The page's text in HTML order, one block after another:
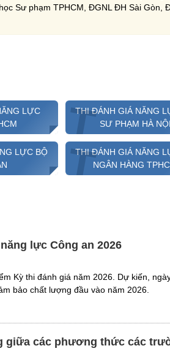
Sư phạm TPHCM, ĐGNL ĐH Sài Gòn,
LỰC
T
THI ĐÁNH GIÁ NĂNG
SƯ PHẠM HÀ NỘI
LỰC BỘ
T
THI ĐÁNH GIÁ NĂNG
NGÂN HÀNG
lực Công an 2026
Kỳ thi đánh giá năm 2026. Dự kiến,
bảo chất lượng đầu vào năm 2026.
giữa các phương thức các